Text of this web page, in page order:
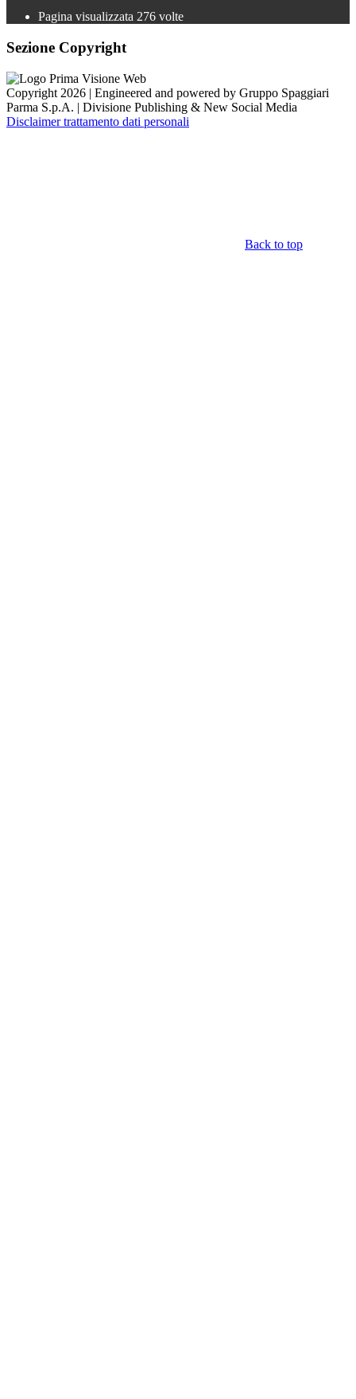
Pagina visualizzata 276 volte
Sezione Copyright
Copyright 2026 | Engineered and powered by Gruppo Spaggiari
Parma S.p.A. | Divisione Publishing & New Social Media
Disclaimer trattamento dati personali
Back to top